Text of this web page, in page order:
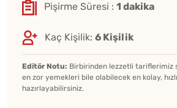
Pişirme Süresi : 1 dakika
Kaç Kişilik: 6 Kişilik
Editör Notu: Birbirinden lezzetli tariflerimiz
en zor yemekleri bile olabilecek en kolay,
hazırlayabilirsiniz.